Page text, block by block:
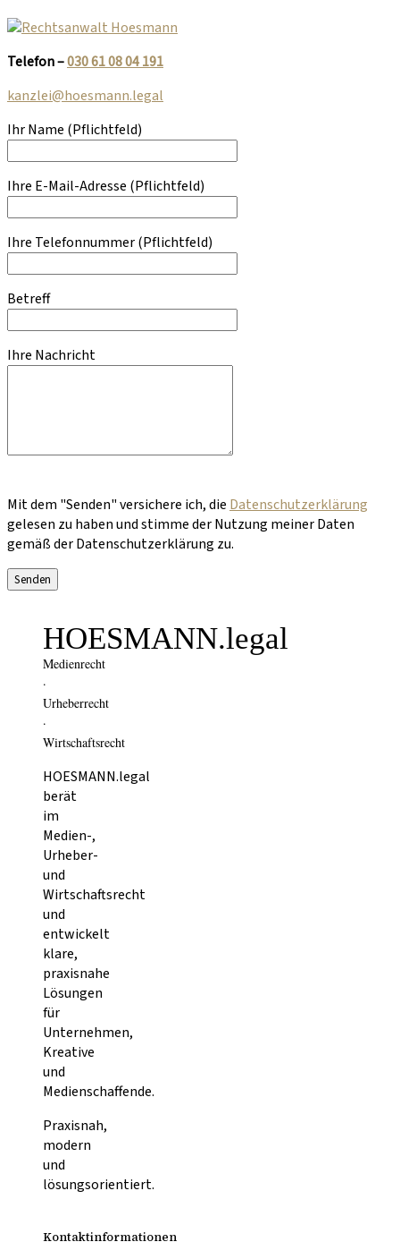
Telefon –030 61 08 04 191
kanzlei@hoesmann.legal
Ihr Name (Pflichtfeld)
Ihre E-Mail-Adresse (Pflichtfeld)
Ihre Telefonnummer(Pflichtfeld)
Betreff
Ihre Nachricht
Mit dem "Senden" versichere ich, die Datenschutzerklärung
gelesen zu haben und stimme der Nutzung meiner Daten
gemäß der Datenschutzerklärung zu.
HOESMANN.legal
Medienrecht
·
Urheberrecht
·
Wirtschaftsrecht
HOESMANN.legal
berät
im
Medien-,
Urheber-
und
Wirtschaftsrecht
und
entwickelt
klare,
praxisnahe
Lösungen
für
Unternehmen,
Kreative
und
Medienschaffende.
Praxisnah,
modern
und
lösungsorientiert.
Kontaktinformationen